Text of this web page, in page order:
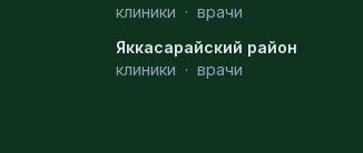
клиники · врачи
Яккасарайский район
клиники · врачи